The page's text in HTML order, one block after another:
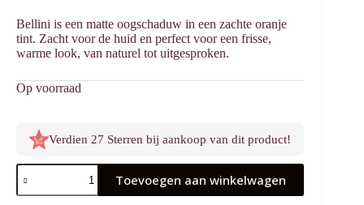
Bellini is een matte oogschaduw in een zachte oranje
tint. Zacht voor de huid en perfect voor een frisse,
warme look, van naturel tot uitgesproken.
Op voorraad
Verdien 27 Sterren bij aankoop van dit product!
Oogschaduw
Bellini
aantal
Toevoegen aan winkelwagen